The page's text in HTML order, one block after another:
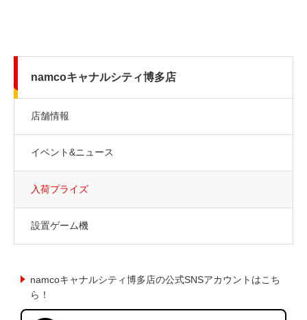
namcoキャナルシティ博多店
店舗情報
イベント&ニュース
入荷プライズ
設置ゲーム機
namcoキャナルシティ博多店の公式SNSアカウントはこち
ら！